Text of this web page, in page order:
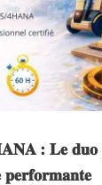
: 𝐋𝐞 𝐝𝐮𝐨